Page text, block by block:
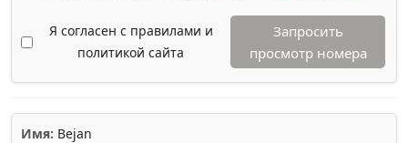
Я согласен с правилами и
политикой сайта
Запросить
просмотр номера
Имя: Bejan